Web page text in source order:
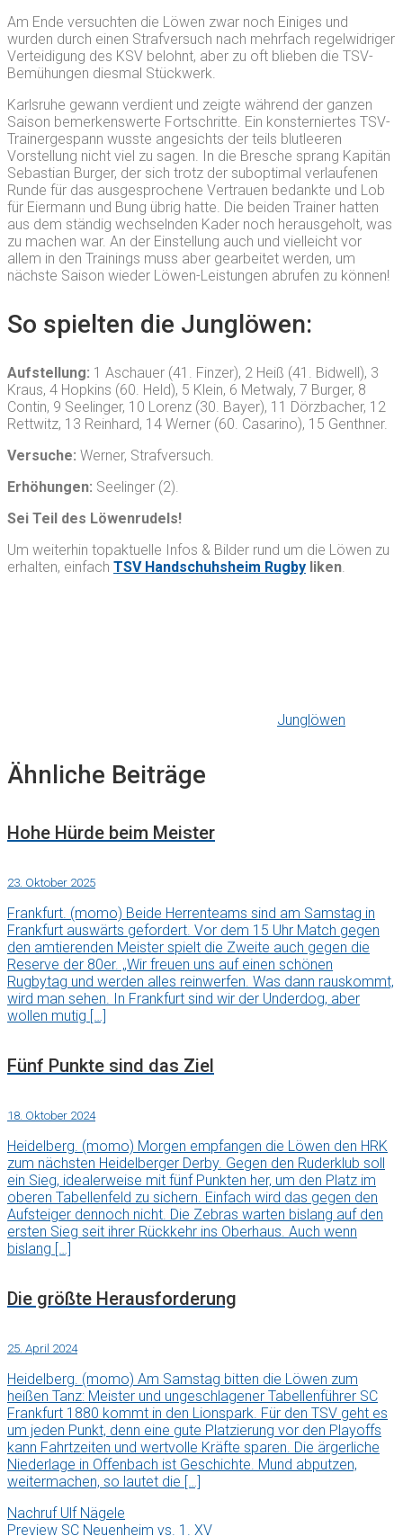
Am Ende versuchten die Löwen zwar noch Einiges und
wurden durch einen Strafversuch nach mehrfach regelwidriger
Verteidigung des KSV belohnt, aber zu oft blieben die TSV-
Bemühungen diesmal Stückwerk.
Karlsruhe gewann verdient und zeigte während der ganzen
Saison bemerkenswerte Fortschritte. Ein konsterniertes TSV-
Trainergespann wusste angesichts der teils blutleeren
Vorstellung nicht viel zu sagen. In die Bresche sprang Kapitän
Sebastian Burger, der sich trotz der suboptimal verlaufenen
Runde für das ausgesprochene Vertrauen bedankte und Lob
für Eiermann und Bung übrig hatte. Die beiden Trainer hatten
aus dem ständig wechselnden Kader noch herausgeholt, was
zu machen war. An der Einstellung auch und vielleicht vor
allem in den Trainings muss aber gearbeitet werden, um
nächste Saison wieder Löwen-Leistungen abrufen zu können!
So spielten die Junglöwen:
Aufstellung: 1 Aschauer (41. Finzer), 2 Heiß (41. Bidwell), 3
Kraus, 4 Hopkins (60. Held), 5 Klein, 6 Metwaly, 7 Burger, 8
Contin, 9 Seelinger, 10 Lorenz (30. Bayer), 11 Dörzbacher, 12
Rettwitz, 13 Reinhard, 14 Werner (60. Casarino), 15 Genthner.
Versuche: Werner, Strafversuch.
Erhöhungen: Seelinger (2).
Sei Teil des Löwenrudels!
Um weiterhin topaktuelle Infos & Bilder rund um die Löwen zu
erhalten, einfach TSV Handschuhsheim Rugby liken
Junglöwen
Ähnliche Beiträge
Hohe Hürde beim Meister
23. Oktober 2025
Frankfurt. (momo) Beide Herrenteams sind am Samstag in
Frankfurt auswärts gefordert. Vor dem 15 Uhr Match gegen
den amtierenden Meister spielt die Zweite auch gegen die
Reserve der 80er. „Wir freuen uns auf einen schönen
Rugbytag und werden alles reinwerfen. Was dann rauskommt,
wird man sehen. In Frankfurt sind wir der Underdog, aber
wollen mutig […]
Fünf Punkte sind das Ziel
18. Oktober 2024
Heidelberg. (momo) Morgen empfangen die Löwen den HRK
zum nächsten Heidelberger Derby. Gegen den Ruderklub soll
ein Sieg, idealerweise mit fünf Punkten her, um den Platz im
oberen Tabellenfeld zu sichern. Einfach wird das gegen den
Aufsteiger dennoch nicht. Die Zebras warten bislang auf den
ersten Sieg seit ihrer Rückkehr ins Oberhaus. Auch wenn
bislang […]
Die größte Herausforderung
25. April 2024
Heidelberg. (momo) Am Samstag bitten die Löwen zum
heißen Tanz: Meister und ungeschlagener Tabellenführer SC
Frankfurt 1880 kommt in den Lionspark. Für den TSV geht es
um jeden Punkt, denn eine gute Platzierung vor den Playoffs
kann Fahrtzeiten und wertvolle Kräfte sparen. Die ärgerliche
Niederlage in Offenbach ist Geschichte. Mund abputzen,
weitermachen, so lautet die […]
Nachruf Ulf Nägele
Preview SC Neuenheim vs. 1. XV